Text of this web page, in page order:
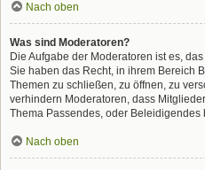
Nach oben
Was sind Moderatoren?
Die Aufgabe der Moderatoren ist es,
Sie haben das Recht, in ihrem Bereich
Themen zu schließen, zu öffnen, zu
verhindern Moderatoren, dass
Thema Passendes, oder Beleidigendes
Nach oben